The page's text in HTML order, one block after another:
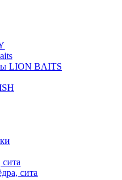
LION BAITS
сита